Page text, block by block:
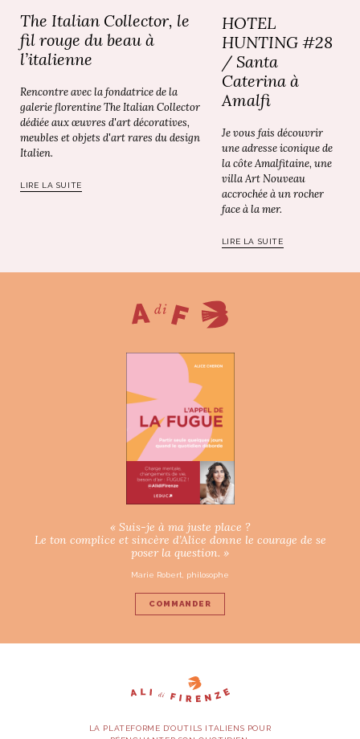
The Italian Collector, le
fil rouge du beau à
l’italienne
Rencontre avec la fondatrice de la
galerie florentine The Italian Collector
dédiée aux œuvres d'art décoratives,
meubles et objets d'art rares du design
Italien.
LIRE LA SUITE
HOTEL
HUNTING #28
/ Santa
Caterina à
Amalfi
Je vous fais découvrir
une adresse iconique de
la côte Amalfitaine, une
villa Art Nouveau
accrochée à un rocher
face à la mer.
LIRE LA SUITE
« Suis-je à ma juste place ?
Le ton complice et sincère d’Alice donne le courage de se
poser la question. »
Marie Robert, philosophe
COMMANDER
LA PLATEFORME D’OUTILS ITALIENS POUR